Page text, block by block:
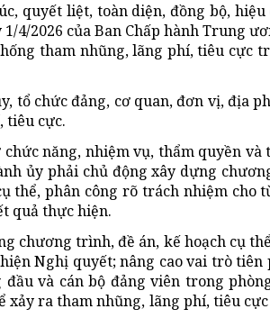
quyết liệt, toàn diện, đồng bộ,
4/2026 của Ban Chấp hành Trung
tham nhũng, lãng phí, tiêu cực
, tổ chức đảng, cơ quan, đơn vị, địa
tiêu cực.
chức năng, nhiệm vụ, thẩm quyền
ủy phải chủ động xây dựng
thể, phân công rõ trách nhiệm cho
quả thực hiện.
chương trình, đề án, kế hoạch cụ
Nghị quyết; nâng cao vai trò tiên
và cán bộ đảng viên trong
ra tham nhũng, lãng phí, tiêu cực